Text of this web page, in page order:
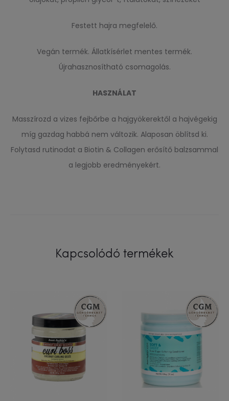
Festett hajra megfelelő.
Vegán termék. Állatkísérlet mentes termék.
Újrahasznosítható csomagolás.
HASZNÁLAT
Masszírozd a vizes fejbőrbe a hajgyökerektől a hajvégekig
míg gazdag habbá nem változik. Alaposan öblítsd ki.
Folytasd rutinodat a Biotin & Collagen erősítő balzsammal
a legjobb eredményekért.
Kapcsolódó termékek